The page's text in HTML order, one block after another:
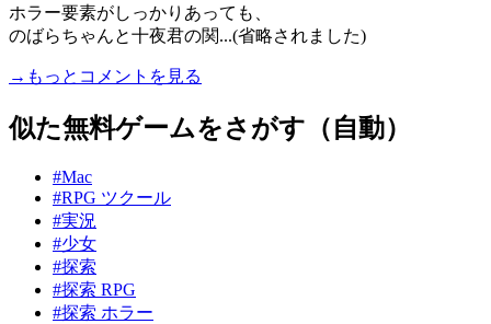
ホラー要素がしっかりあっても、
のばらちゃんと十夜君の関...(省略されました)
→もっとコメントを見る
似た無料ゲームをさがす（自動）
#Mac
#RPG ツクール
#実況
#少女
#探索
#探索 RPG
#探索 ホラー